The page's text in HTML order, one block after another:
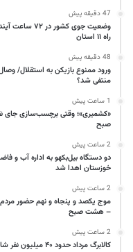
47 دقیقه پیش
وضعیت جوی
راه ۱۱ استان
48 دقیقه پیش
ورود ممنوع بازیکن به استقلال/
منتفی شد؟
1 ساعت پیش
«کشمیری»؛ وقتی برچسب‌سازی جای
صبح
2 ساعت پیش
دو دستگاه بیل‌بکهو به اداره آب و
خوزستان اهدا شد
2 ساعت پیش
موج یکصد و پنجاه و نهم حضور
– هشت صبح
2 ساعت پیش
کالابرگ مرداد حدود ۴۰‌ میلیون نفر شارژ شد